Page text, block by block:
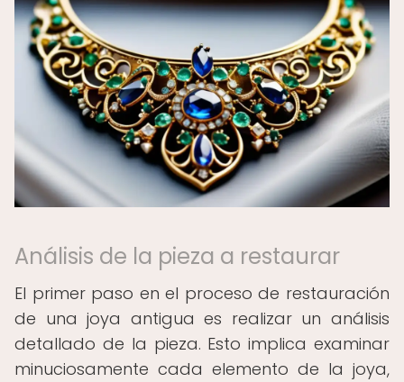
Análisis de la pieza a restaurar
El primer paso en el proceso de restauración
de una joya antigua es realizar un análisis
detallado de la pieza. Esto implica examinar
minuciosamente cada elemento de la joya,